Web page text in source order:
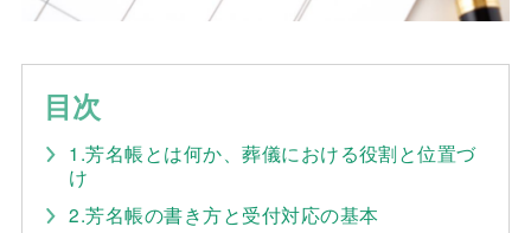
目次
1.芳名帳とは何か、葬儀における役割と位置づ
け
2.芳名帳の書き方と受付対応の基本